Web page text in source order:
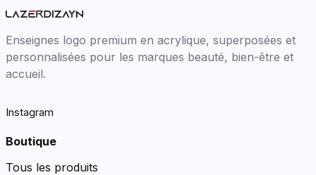
Enseignes logo premium en acrylique, superposées et
personnalisées pour les marques beauté, bien-être et
accueil.
Instagram
Boutique
Tous les produits